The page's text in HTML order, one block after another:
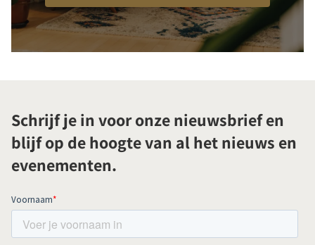
Schrijf je in voor onze nieuwsbrief en
blijf op de hoogte van al het nieuws en
evenementen.